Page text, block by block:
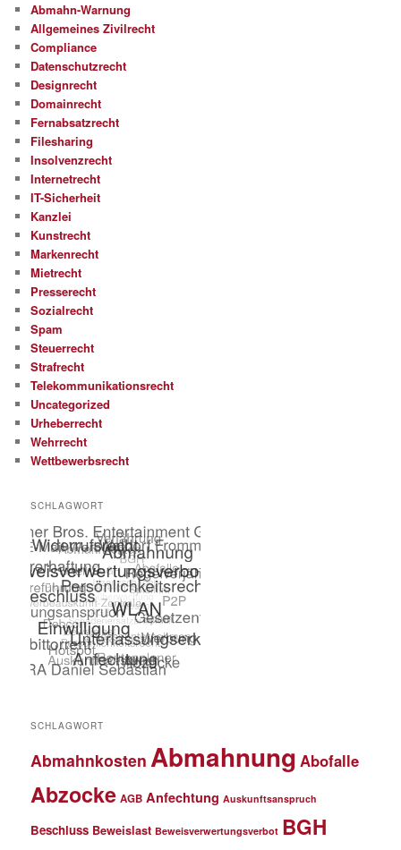
Abmahn-Warnung
Allgemeines Zivilrecht
Compliance
Datenschutzrecht
Designrecht
Domainrecht
Fernabsatzrecht
Filesharing
Insolvenzrecht
Internetrecht
IT-Sicherheit
Kanzlei
Kunstrecht
Markenrecht
Mietrecht
Presserecht
Sozialrecht
Spam
Steuerrecht
Strafrecht
Telekommunikationsrecht
Uncategorized
Urheberrecht
Wehrrecht
Wettbewerbsrecht
SCHLAGWORT
SCHLAGWORT
Abmahnkosten Abmahnung Abofalle
Abzocke AGB Anfechtung Auskunftsanspruch
Beschluss Beweislast Beweisverwertungsverbot BGH